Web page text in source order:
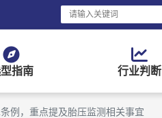
指南 行业判断
例，重点提及胎压监测相关事宜